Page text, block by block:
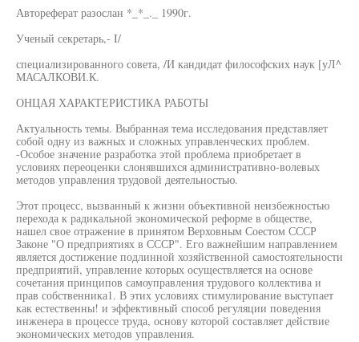
Автореферат разослан *_*_._ 1990г.
Ученый секретарь,- I/
специализированного совета, /И кандидат философских наук [уЛ^
МАСАЛКОВИ.К.
ОНЦАЯ ХАРАКТЕРИСТИКА РАБОТЫ
Актуальность темы. Выбранная тема исследования представляет
собой одну из важных и сложных управленческих проблем.
-Особое значение разработка этой проблема приобретает в
условиях переоценки слонявшихся административно-волевых
методов управления трудовой деятельностью.
Этот процесс, вызванный к жизни объективной неизбежностью
перехода к радикальной экономической реформе в обществе,
нашел свое отражение в принятом Верховным Соестом СССР
Законе "О предприятиях в СССР". Его важнейшим направлением
является достижение подлинной хозяйственной самостоятельности
предприятий, управление которых осуществляется на основе
сочетания принципов самоуправления трудового коллектива и
прав собственника1. В этих условиях стимулирование выступает
как естественны! и эффективный способ регуляции поведения
инженера в процессе труда, основу которой составляет действие
экономических методов управления.